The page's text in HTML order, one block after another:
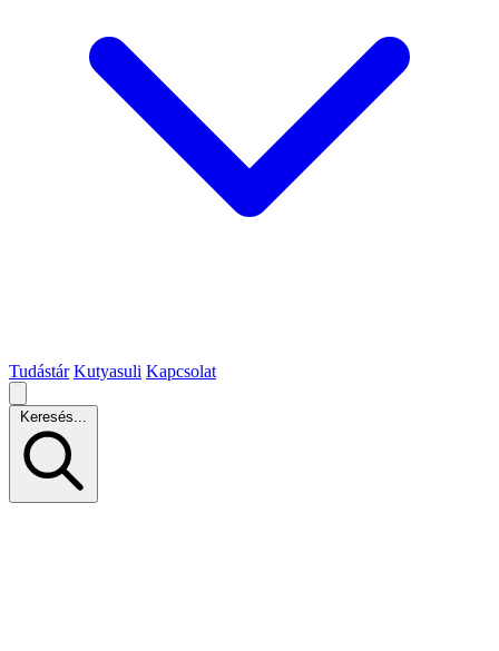
Tudástár Kutyasuli Kapcsolat
Keresés...